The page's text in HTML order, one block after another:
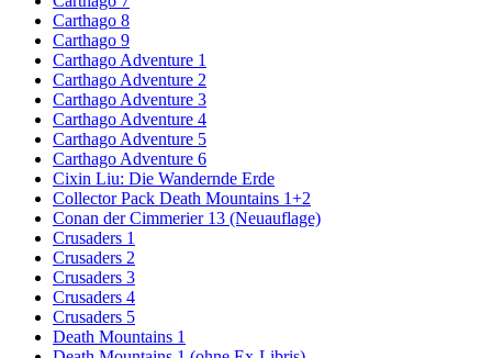
Carthago 8
Carthago 9
Carthago Adventure 1
Carthago Adventure 2
Carthago Adventure 3
Carthago Adventure 4
Carthago Adventure 5
Carthago Adventure 6
Cixin Liu: Die Wandernde Erde
Collector Pack Death Mountains 1+2
Conan der Cimmerier 13 (Neuauflage)
Crusaders 1
Crusaders 2
Crusaders 3
Crusaders 4
Crusaders 5
Death Mountains 1